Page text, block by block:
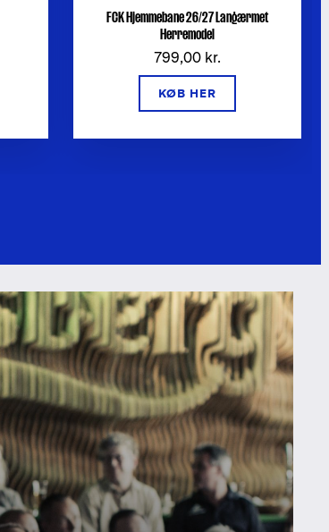
FCK Hjemmebane 26/27 Langærmet
Herremodel
799,00 kr.
KØB HER